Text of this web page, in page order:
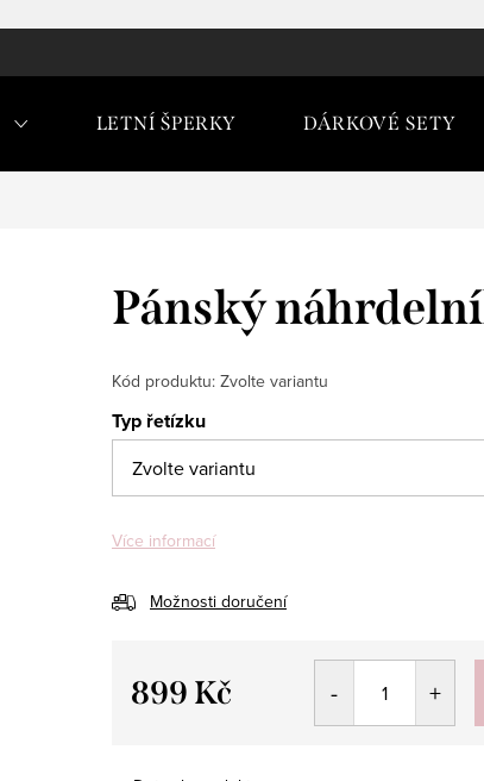
LETNÍ ŠPERKY DÁRKOVÉ SETY
Pánský
Kód produktu: Zvolte variantu
Typ řetízku
Více informací
Možnosti doručení
899 Kč